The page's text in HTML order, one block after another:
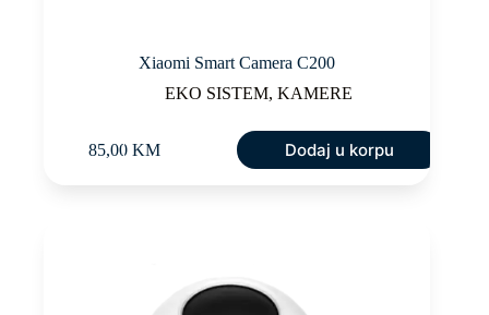
Xiaomi Smart Camera C200
EKO SISTEM,KAMERE
85,00 KM Dodaj u korpu